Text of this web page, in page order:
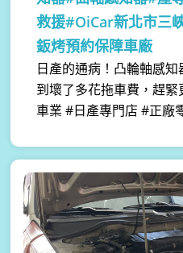
救援#OiCar新北市三
鈑烤預約保障車廠
日產的通病！凸輪軸感
到壞了多花拖車費，趕
車業 #日產專門店 #正廠